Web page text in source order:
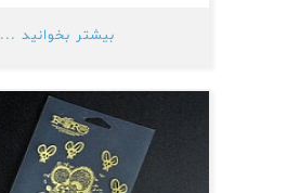
بیشتر بخوانید ...